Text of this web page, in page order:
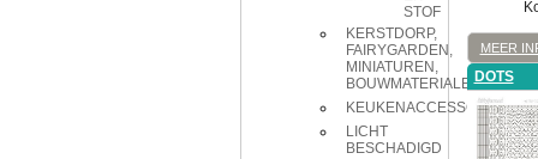
STOF
KERSTDORP,
FAIRYGARDEN,
MINIATUREN,
BOUWMATERIALEN
KEUKENACCESSOIRES
LICHT
BESCHADIGD
MEER
DOTS